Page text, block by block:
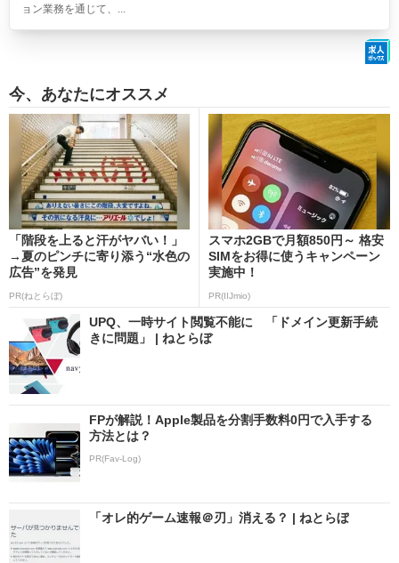
ョン業務を通じて、...
今、あなたにオススメ
「階段を上ると汗がヤバい！」
→夏のピンチに寄り添う“水色の
広告”を発見
PR(ねとらぼ)
スマホ2GBで月額850円～ 格安
SIMをお得に使うキャンペーン
実施中！
PR(IIJmio)
UPQ、一時サイト閲覧不能に 「ドメイン更新手続
きに問題」 | ねとらぼ
FPが解説！Apple製品を分割手数料0円で入手する
方法とは？
PR(Fav-Log)
「オレ的ゲーム速報＠刃」消える？ | ねとらぼ